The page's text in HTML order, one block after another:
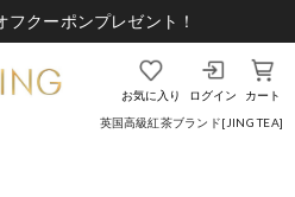
クーポンプレゼント！
英国高級紅茶ブランド[JING TEA]
お気に入り ログイン カート